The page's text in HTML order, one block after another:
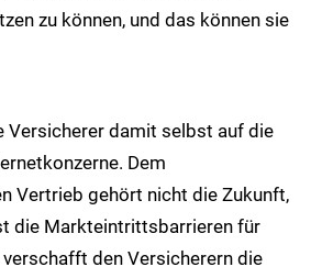
zu können, und das können sie
Versicherer damit selbst auf die
Dem
Vertrieb gehört nicht die Zukunft,
die Markteintrittsbarrieren für
den Versicherern die